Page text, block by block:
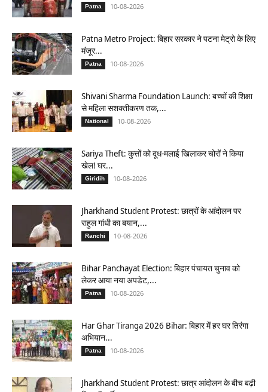
Patna 10-08-2026
Patna Metro Project: बिहार सरकार ने पटना मेट्रो के लिए
मंजूर...
Patna 10-08-2026
Shivani Sharma Foundation Launch: बच्चों की शिक्षा
से महिला सशक्तीकरण तक,...
National 10-08-2026
Sariya Theft: कुत्तों को दूध-मलाई खिलाकर चोरों ने किया
खेल! घर...
Giridih 10-08-2026
Jharkhand Student Protest: छात्रों के आंदोलन पर
राहुल गांधी का बयान,...
Ranchi 10-08-2026
Bihar Panchayat Election: बिहार पंचायत चुनाव को
लेकर आया नया अपडेट,...
Patna 10-08-2026
Har Ghar Tiranga 2026 Bihar: बिहार में हर घर तिरंगा
अभियान...
Patna 10-08-2026
Jharkhand Student Protest: छात्र आंदोलन के बीच बढ़ी